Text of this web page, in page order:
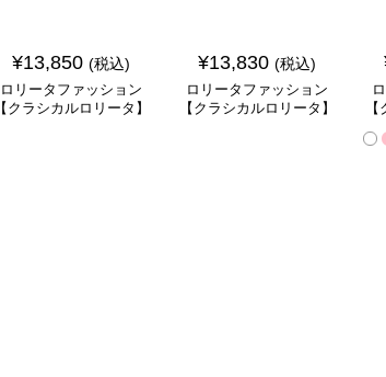
¥13,850 (税込)
ロリータファッション
【クラシカルロリータ】
¥13,830 (税込)
ロリータファッション
【クラシカルロリータ】
ン